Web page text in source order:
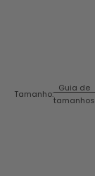
Tamanho:
Guia de
tamanhos